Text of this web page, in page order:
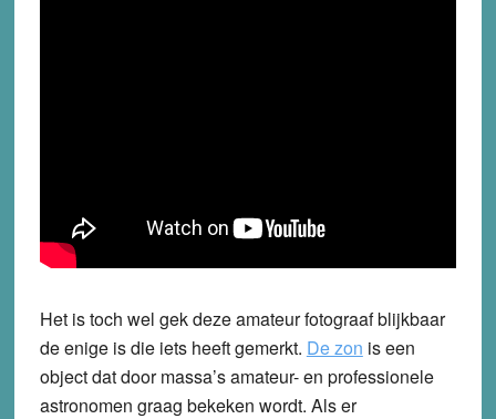
Het is toch wel gek deze amateur fotograaf blijkbaar
de enige is die iets heeft gemerkt. De zon is een
object dat door massa’s amateur- en professionele
astronomen graag bekeken wordt. Als er